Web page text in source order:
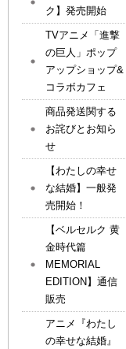
ク】発売開始
TVアニメ「進撃
の巨人」ポップ
アップショップ&
コラボカフェ
商品発送関する
お詫びとお知ら
せ
【わたしの幸せ
な結婚】一般発
売開始！
【ベルセルク 黄
金時代篇
MEMORIAL
EDITION】通信
販売
アニメ『わたし
の幸せな結婚』